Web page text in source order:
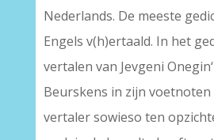
Nederlands. De meeste
Engels v(h)ertaald. In het
vertalen van Jevgeni
Beurskens in zijn voetnoten
vertaler sowieso ten